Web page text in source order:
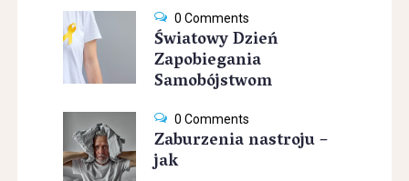
0 Comments
Światowy Dzień
Zapobiegania
Samobójstwom
0 Comments
Zaburzenia nastroju –
jak